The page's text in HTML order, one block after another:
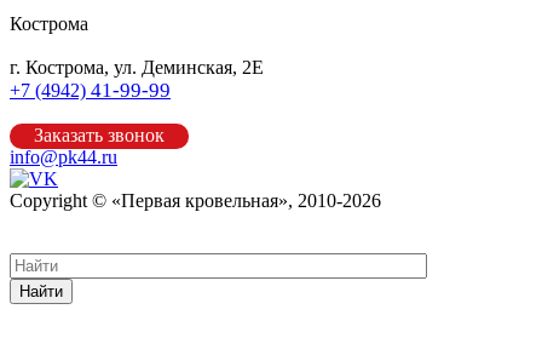
Кострома
г. Кострома, ул. Деминская, 2Е
+7 (4942) 41-99-99
Заказать звонок
info@pk44.ru
Copyright © «Первая кровельная», 2010-2026
Найти